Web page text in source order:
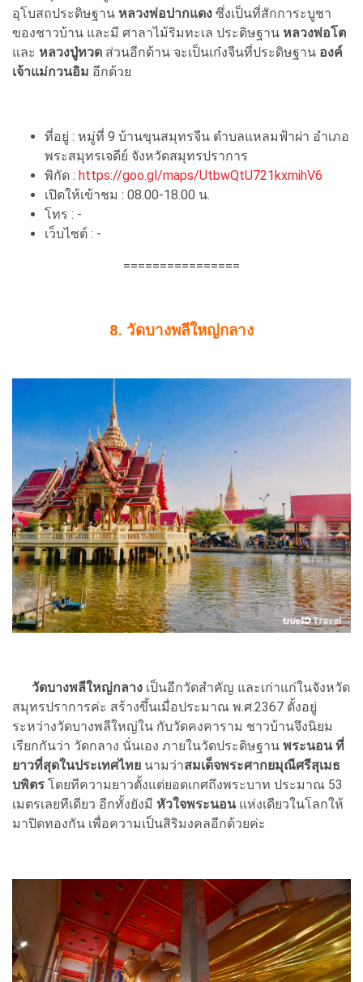
อุโบสถประดิษฐาน หลวงพ่อปากแดง ซึ่งเป็นที่สักการะบูชา
ของชาวบ้าน และมี ศาลาไม้ริมทะเล ประดิษฐาน หลวงพ่อโต
และ หลวงปู่ทวด ส่วนอีกด้าน จะเป็นเก๋งจีนที่ประดิษฐาน องค์
เจ้าแม่กวนอิม อีกด้วย
ที่อยู่ : หมู่ที่ 9 บ้านขุนสมุทรจีน ตำบลแหลมฟ้าผ่า อำเภอ
พระสมุทรเจดีย์ จังหวัดสมุทรปราการ
พิกัด : https://goo.gl/maps/UtbwQtU721kxmihV6
เปิดให้เข้าชม : 08.00-18.00 น.
โทร : -
เว็บไซต์ : -
================
8. วัดบางพลีใหญ่กลาง
วัดบางพลีใหญ่กลาง เป็นอีกวัดสำคัญ และเก่าแก่ในจังหวัด
สมุทรปราการค่ะ สร้างขึ้นเมื่อประมาณ พ.ศ.2367 ตั้งอยู่
ระหว่างวัดบางพลีใหญ่ใน กับวัดคงคาราม ชาวบ้านจึงนิยม
เรียกกันว่า วัดกลาง นั่นเอง ภายในวัดประดิษฐาน พระนอน ที่
ยาวที่สุดในประเทศไทย นามว่าสมเด็จพระศากยมุณีศรีสุเมธ
บพิตร โดยทีความยาวตั้งแต่ยอดเกศถึงพระบาท ประมาณ 53
เมตรเลยทีเดียว อีกทั้งยังมี หัวใจพระนอน แห่งเดียวในโลกให้
มาปิดทองกัน เพื่อความเป็นสิริมงคลอีกด้วยค่ะ